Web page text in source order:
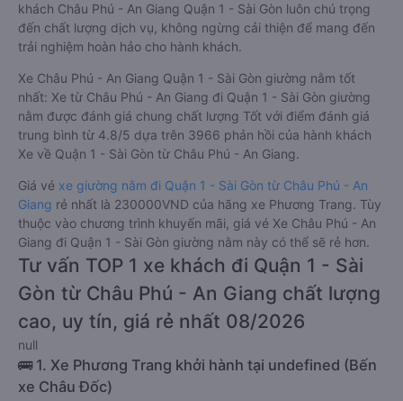
khách Châu Phú - An Giang Quận 1 - Sài Gòn luôn chú trọng
đến chất lượng dịch vụ, không ngừng cải thiện để mang đến
trải nghiệm hoàn hảo cho hành khách.
Xe Châu Phú - An Giang Quận 1 - Sài Gòn giường nằm tốt
nhất: Xe từ Châu Phú - An Giang đi Quận 1 - Sài Gòn giường
nằm được đánh giá chung chất lượng Tốt với điểm đánh giá
trung bình từ 4.8/5 dựa trên 3966 phản hồi của hành khách
Xe về Quận 1 - Sài Gòn từ Châu Phú - An Giang.
Giá vé xe giường nằm đi Quận 1 - Sài Gòn từ Châu Phú - An
Giang rẻ nhất là 230000VND của hãng xe Phương Trang. Tùy
thuộc vào chương trình khuyến mãi, giá vé Xe Châu Phú - An
Giang đi Quận 1 - Sài Gòn giường nằm này có thể sẽ rẻ hơn.
Tư vấn TOP 1 xe khách đi Quận 1 - Sài
Gòn từ Châu Phú - An Giang chất lượng
cao, uy tín, giá rẻ nhất 08/2026
null
🚌 1. Xe Phương Trang khởi hành tại undefined (Bến
xe Châu Đốc)